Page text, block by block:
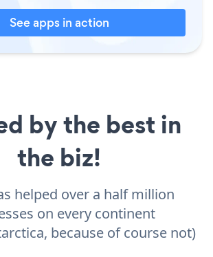
See apps in action
by the best in
the biz!
helped over a half million
on every continent
because of course not)